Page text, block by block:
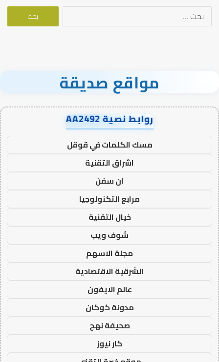
البحث
مواقع صديقة
روابط نصية AA2492
مسك الكلمات في قوقل
اشراق التقنية
ان سفن
مرابع التكنولوجيا
خيال التقنية
شوف ويب
مجلة الاسهم
الشرقية الاقتصادية
عالم الايفون
مدونة كوكان
صحيفة نهج
كار نيوز